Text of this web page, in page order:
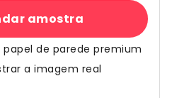
amostra
papel de parede premium
a imagem real